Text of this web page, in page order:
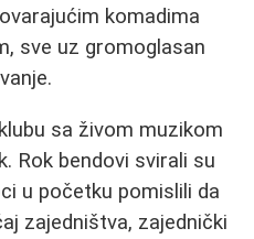
komadima
sve uz gromoglasan
sa živom muzikom
Rok bendovi svirali su
u početku pomislili da
zajedništva, zajednički